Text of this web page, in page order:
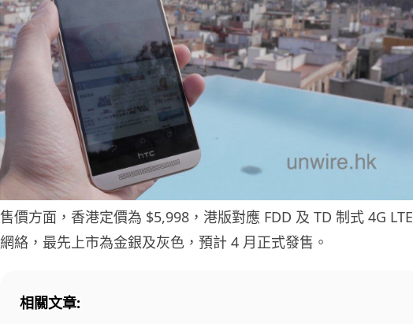
售價方面，香港定價為 $5,998，港版對應 FDD 及 TD 制式 4G LTE
網絡，最先上市為金銀及灰色，預計 4 月正式發售。
相關文章: